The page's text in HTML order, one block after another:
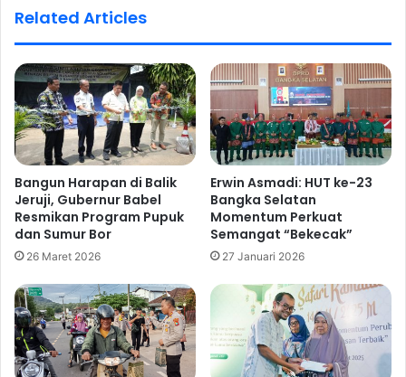
Related Articles
Bangun Harapan di Balik
Jeruji, Gubernur Babel
Resmikan Program Pupuk
dan Sumur Bor
26 Maret 2026
Erwin Asmadi: HUT ke-23
Bangka Selatan
Momentum Perkuat
Semangat “Bekecak”
27 Januari 2026